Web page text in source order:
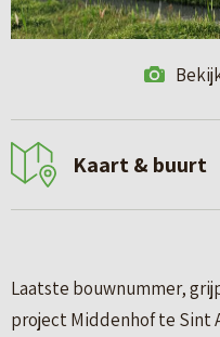
Kaart & buurt
Laatste bouwnummer,
project Middenhof te Sint